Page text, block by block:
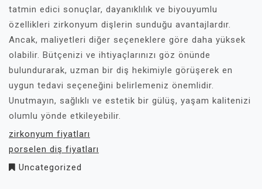
tatmin edici sonuçlar, dayanıklılık ve biyouyumlu
özellikleri zirkonyum dişlerin sunduğu avantajlardır.
Ancak, maliyetleri diğer seçeneklere göre daha yüksek
olabilir. Bütçenizi ve ihtiyaçlarınızı göz önünde
bulundurarak, uzman bir diş hekimiyle görüşerek en
uygun tedavi seçeneğini belirlemeniz önemlidir.
Unutmayın, sağlıklı ve estetik bir gülüş, yaşam kalitenizi
olumlu yönde etkileyebilir.
zirkonyum fiyatları
porselen diş fiyatları
Uncategorized